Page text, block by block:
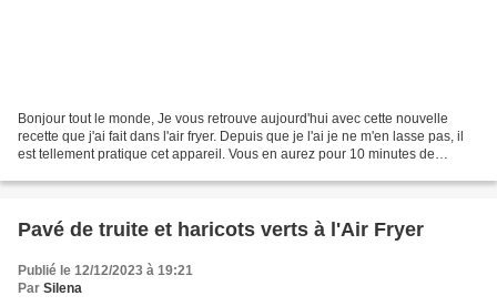
Bonjour tout le monde, Je vous retrouve aujourd'hui avec cette nouvelle
recette que j'ai fait dans l'air fryer. Depuis que je l'ai je ne m'en lasse pas, il
est tellement pratique cet appareil. Vous en aurez pour 10 minutes de
Pavé de truite et haricots verts à l'Air Fryer
Publié le 12/12/2023 à 19:21
Par Silena